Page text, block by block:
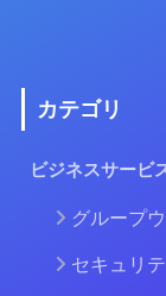
カテゴリ
ビジネスサービ
グループ
セキュリ